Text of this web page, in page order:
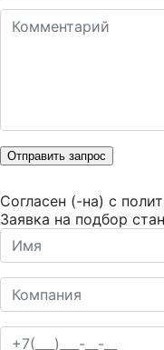
Отправить запрос
Согласен (-на) с
Заявка на подбор